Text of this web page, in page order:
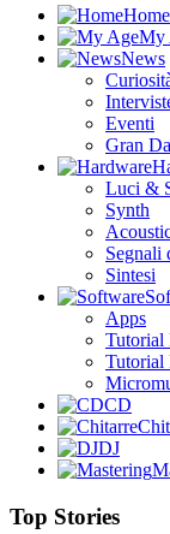
Home
My
News
Eventi
Gran
Luci &
Synth
Segnali
Sintesi
Apps
Tutorial
Tutorial
CD
DJ
Top Stories